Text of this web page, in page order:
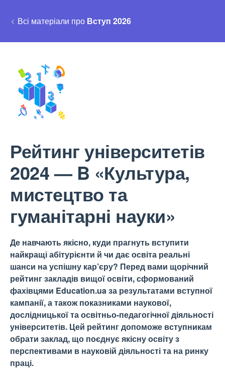
Всі матеріали про Вступ 2026
Рейтинг університетів
2024 — B «Культура,
мистецтво та
гуманітарні науки»
Де навчають якісно, куди прагнуть вступити
найкращі абітурієнти й чи дає освіта реальні
шанси на успішну кар’єру? Перед вами щорічний
рейтинг закладів вищої освіти, сформований
фахівцями Education.ua за результатами вступної
кампанії, а також показниками наукової,
дослідницької та освітньо-педагогічної діяльності
університетів. Цей рейтинг допоможе вступникам
обрати заклад, що поєднує якісну освіту з
перспективами в науковій діяльності та на ринку
праці.